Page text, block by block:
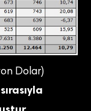
Dolar)